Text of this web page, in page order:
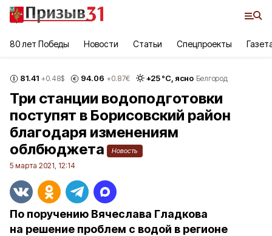
80 лет Победы Новости Статьи Спецпроекты
81.41 +0.48$ 94.06 +0.87€ +25°С, ясно Белгород
Три станции водоподготовки
поступят в Борисовский район
благодаря изменениям
облбюджета
Новость
5 марта 2021, 12:14
По поручению Вячеслава Гладкова
на решение проблем с водой в регионе